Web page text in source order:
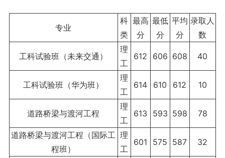
专业
科
类
最高
分
最低
分
平均
分
录取人
数
工科试验班（未来交通）
理
工
612 606 608 40
工科试验班（华为班）
理
工
614 610 612 10
道路桥梁与渡河工程
理
工
613 593 598 78
道路桥梁与渡河工程（国际工
程班）
理
工
601 575 587 32